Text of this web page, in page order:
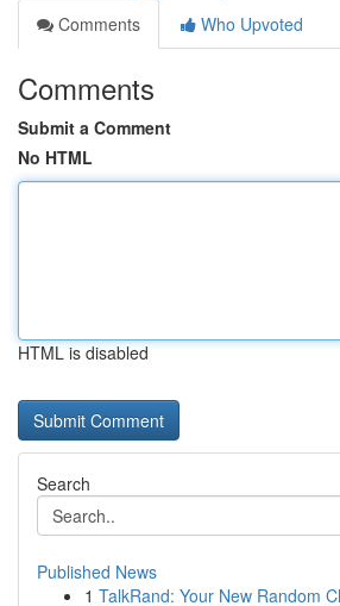
Comments
Who Upvoted
Comments
Submit a Comment
No HTML
HTML is disabled
Search
Published News
1 TalkRand: Your New Random